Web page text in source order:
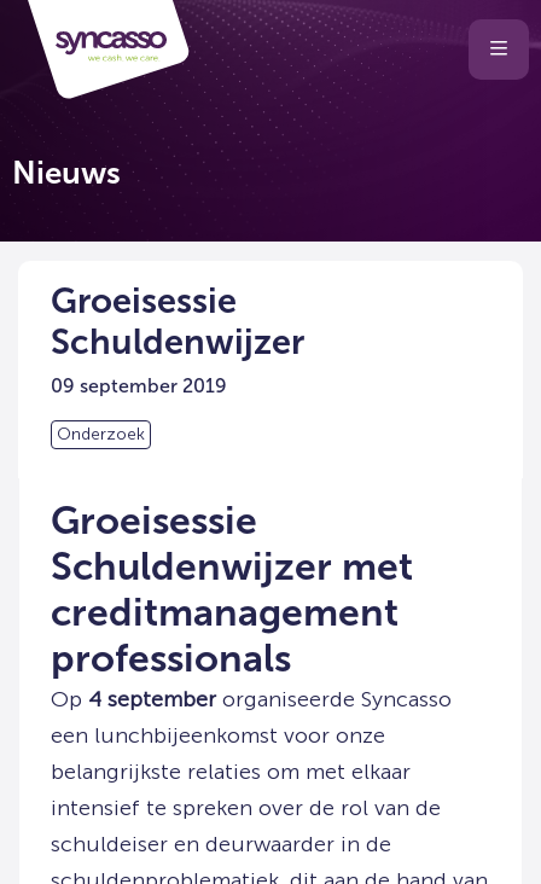
Selecteer
Nieuws
Groeisessie
Schuldenwijzer
09 september 2019
Onderzoek
Groeisessie
Schuldenwijzer met
creditmanagement
professionals
Op 4 septemberorganiseerde Syncasso
een lunchbijeenkomst voor onze
belangrijkste relaties om met elkaar
intensief te spreken over de rol van de
schuldeiser en deurwaarder in de